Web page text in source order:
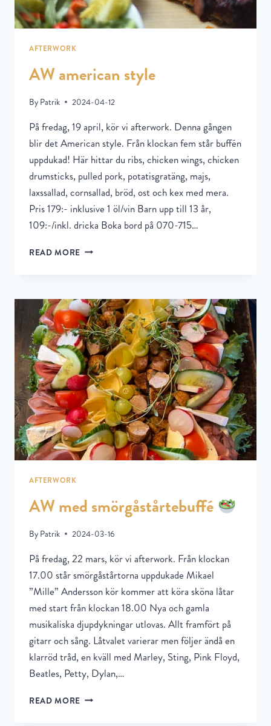
AFTERWORK
AW american style
By Patrik 2024-04-12
På fredag, 19 april, kör vi afterwork. Denna gången
blir det American style. Från klockan fem står buffén
uppdukad! Här hittar du ribs, chicken wings, chicken
drumsticks, pulled pork, potatisgratäng, majs,
laxssallad, cornsallad, bröd, ost och kex med mera.
Pris 179:- inklusive 1 öl/vin Barn upp till 13 år,
109:-/inkl. dricka Boka bord på 070-715…
READ MORE
AFTERWORK
AW med smörgåstårtebuffé
By Patrik 2024-03-16
På fredag, 22 mars, kör vi afterwork. Från klockan
17.00 står smörgåstårtorna uppdukade Mikael
”Mille” Andersson kör kommer att köra sköna låtar
med start från klockan 18.00 Nya och gamla
musikaliska djupdykningar utlovas. Allt framfört på
gitarr och sång. Låtvalet varierar men följer ändå en
klarröd tråd, en kväll med Marley, Sting, Pink Floyd,
Beatles, Petty, Dylan,…
READ MORE